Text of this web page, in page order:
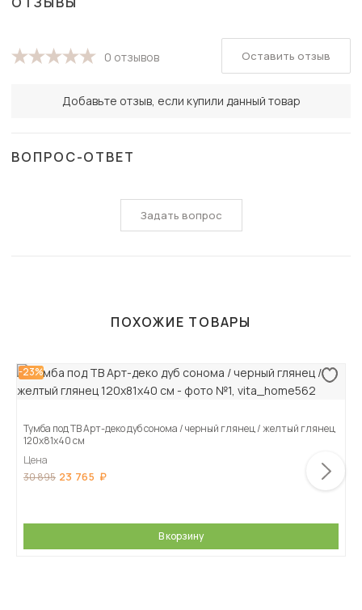
0 отзывов
Добавьте отзыв, если купили данный товар
Оставить отзыв
ВОПРОС-ОТВЕТ
Задать вопрос
ПОХОЖИЕ ТОВАРЫ
-23%
Тумба под ТВ Арт-деко дуб сонома / черный глянец / желтый глянец
120х81х40 см
Цена
30 895 23 765
В корзину